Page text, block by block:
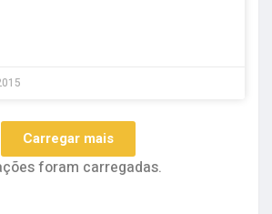
Carregar mais
foram carregadas.